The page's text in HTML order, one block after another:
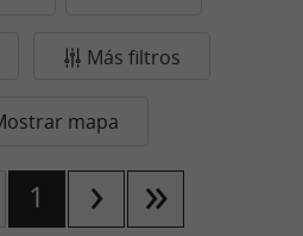
Más filtros
mapa
1